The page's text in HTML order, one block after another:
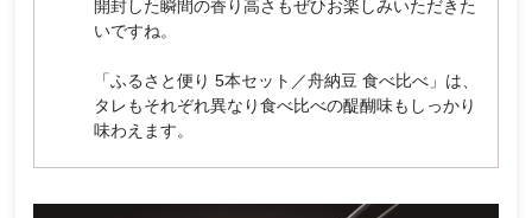
開封した瞬間の香り高さもぜひお楽しみいただきた
いですね。
「ふるさと便り 5本セット／舟納豆 食べ比べ」は、
タレもそれぞれ異なり食べ比べの醍醐味もしっかり
味わえます。